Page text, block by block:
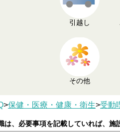
引越し
その他
>保健・医療・健康・衛生>受動
は、必要事項を記載していれば、施